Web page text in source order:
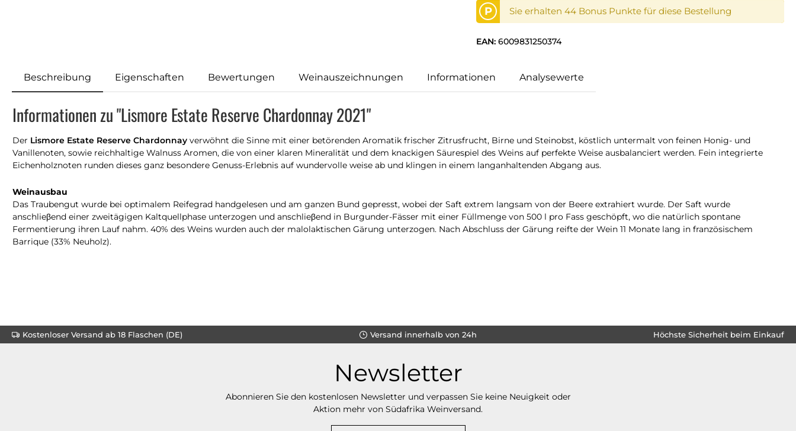
P Sie erhalten 44 Bonus Punkte für diese Bestellung
EAN: 6009831250374
Beschreibung Eigenschaften Bewertungen Weinauszeichnungen Informationen Analysewerte
Informationen zu "Lismore Estate Reserve Chardonnay 2021"
Der Lismore Estate Reserve Chardonnay verwöhnt die Sinne mit einer betörenden Aromatik frischer Zitrusfrucht, Birne und Steinobst, köstlich untermalt von feinen Honig- und
Vanillenoten, sowie reichhaltige Walnuss Aromen, die von einer klaren Mineralität und dem knackigen Säurespiel des Weins auf perfekte Weise ausbalanciert werden. Fein integrierte
Eichenholznoten runden dieses ganz besondere Genuss-Erlebnis auf wundervolle weise ab und klingen in einem langanhaltenden Abgang aus.
Weinausbau
Das Traubengut wurde bei optimalem Reifegrad handgelesen und am ganzen Bund gepresst, wobei der Saft extrem langsam von der Beere extrahiert wurde. Der Saft wurde
anschlieβend einer zweitägigen Kaltquellphase unterzogen und anschlieβend in Burgunder-Fässer mit einer Füllmenge von 500 l pro Fass geschöpft, wo die natürlich spontane
Fermentierung ihren Lauf nahm. 40% des Weins wurden auch der malolaktischen Gärung unterzogen. Nach Abschluss der Gärung reifte der Wein 11 Monate lang in französischem
Barrique (33% Neuholz).
Kostenloser Versand ab 18 Flaschen (DE) Versand innerhalb von 24h Höchste Sicherheit beim Einkauf
Newsletter
Abonnieren Sie den kostenlosen Newsletter und verpassen Sie keine Neuigkeit oder
Aktion mehr von Südafrika Weinversand.